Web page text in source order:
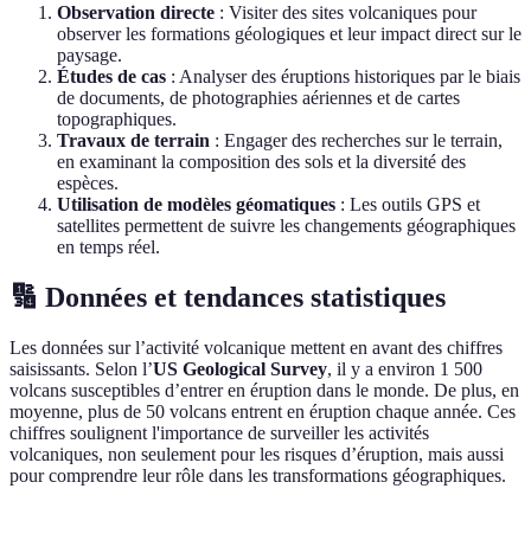
Observation directe : Visiter des sites volcaniques pour
observer les formations géologiques et leur impact direct sur le
paysage.
Études de cas : Analyser des éruptions historiques par le biais
de documents, de photographies aériennes et de cartes
topographiques.
Travaux de terrain : Engager des recherches sur le terrain,
en examinant la composition des sols et la diversité des
espèces.
Utilisation de modèles géomatiques : Les outils GPS et
satellites permettent de suivre les changements géographiques
en temps réel.
🔢 Données et tendances statistiques
Les données sur l’activité volcanique mettent en avant des chiffres
saisissants. Selon l’US Geological Survey, il y a environ 1 500
volcans susceptibles d’entrer en éruption dans le monde. De plus, en
moyenne, plus de 50 volcans entrent en éruption chaque année. Ces
chiffres soulignent l'importance de surveiller les activités
volcaniques, non seulement pour les risques d’éruption, mais aussi
pour comprendre leur rôle dans les transformations géographiques.